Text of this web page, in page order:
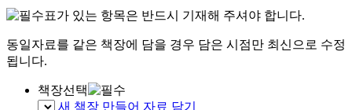
표가 있는 항목은 반드시 기재해 주셔야 합니다.
동일자료를 같은 책장에 담을 경우 담은 시점만 최신으로 수정
됩니다.
책장선택
새 책장 만들어 자료 담기